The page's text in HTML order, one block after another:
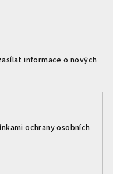
informace o nových
ochrany osobních